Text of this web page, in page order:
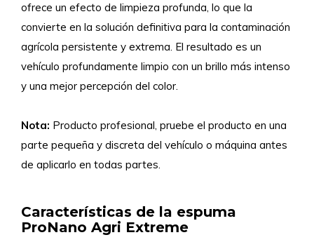
ofrece un efecto de limpieza profunda, lo que la
convierte en la solución definitiva para la contaminación
agrícola persistente y extrema. El resultado es un
vehículo profundamente limpio con un brillo más intenso
y una mejor percepción del color.
Nota: Producto profesional, pruebe el producto en una
parte pequeña y discreta del vehículo o máquina antes
de aplicarlo en todas partes.
Características de la espuma
ProNano Agri Extreme